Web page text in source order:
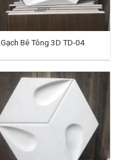
Gạch Bê Tông 3D TD-04